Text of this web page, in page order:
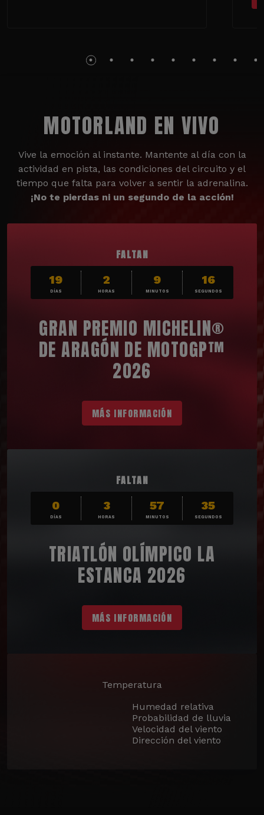
MOTORLAND EN VIVO
Vive la emoción al instante. Mantente al día con la
actividad en pista, las condiciones del circuito y el
tiempo que falta para volver a sentir la adrenalina.
¡No te pierdas ni un segundo de la acción!
FALTAN
19
DÍAS
2
HORAS
9
MINUTOS
14
SEGUNDOS
GRAN PREMIO MICHELIN®
DE ARAGÓN DE MOTOGP™
2026
MÁS INFORMACIÓN
FALTAN
0
DÍAS
3
HORAS
57
MINUTOS
33
SEGUNDOS
TRIATLÓN OLÍMPICO LA
ESTANCA 2026
MÁS INFORMACIÓN
Temperatura
Humedad relativa
Probabilidad de lluvia
Velocidad del viento
Dirección del viento